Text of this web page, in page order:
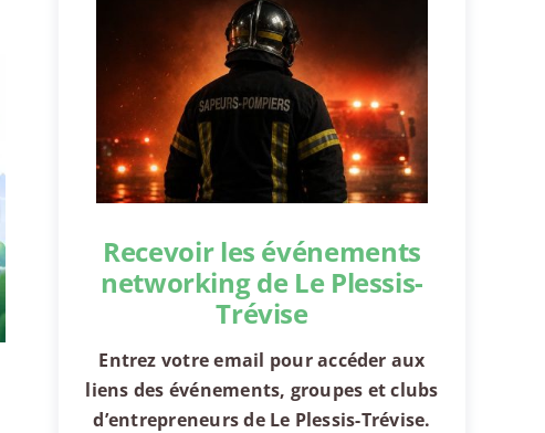
Recevoir les événements
networking de Le Plessis-
Trévise
Entrez votre email pour accéder aux
liens des événements, groupes et clubs
d’entrepreneurs de Le Plessis-Trévise.